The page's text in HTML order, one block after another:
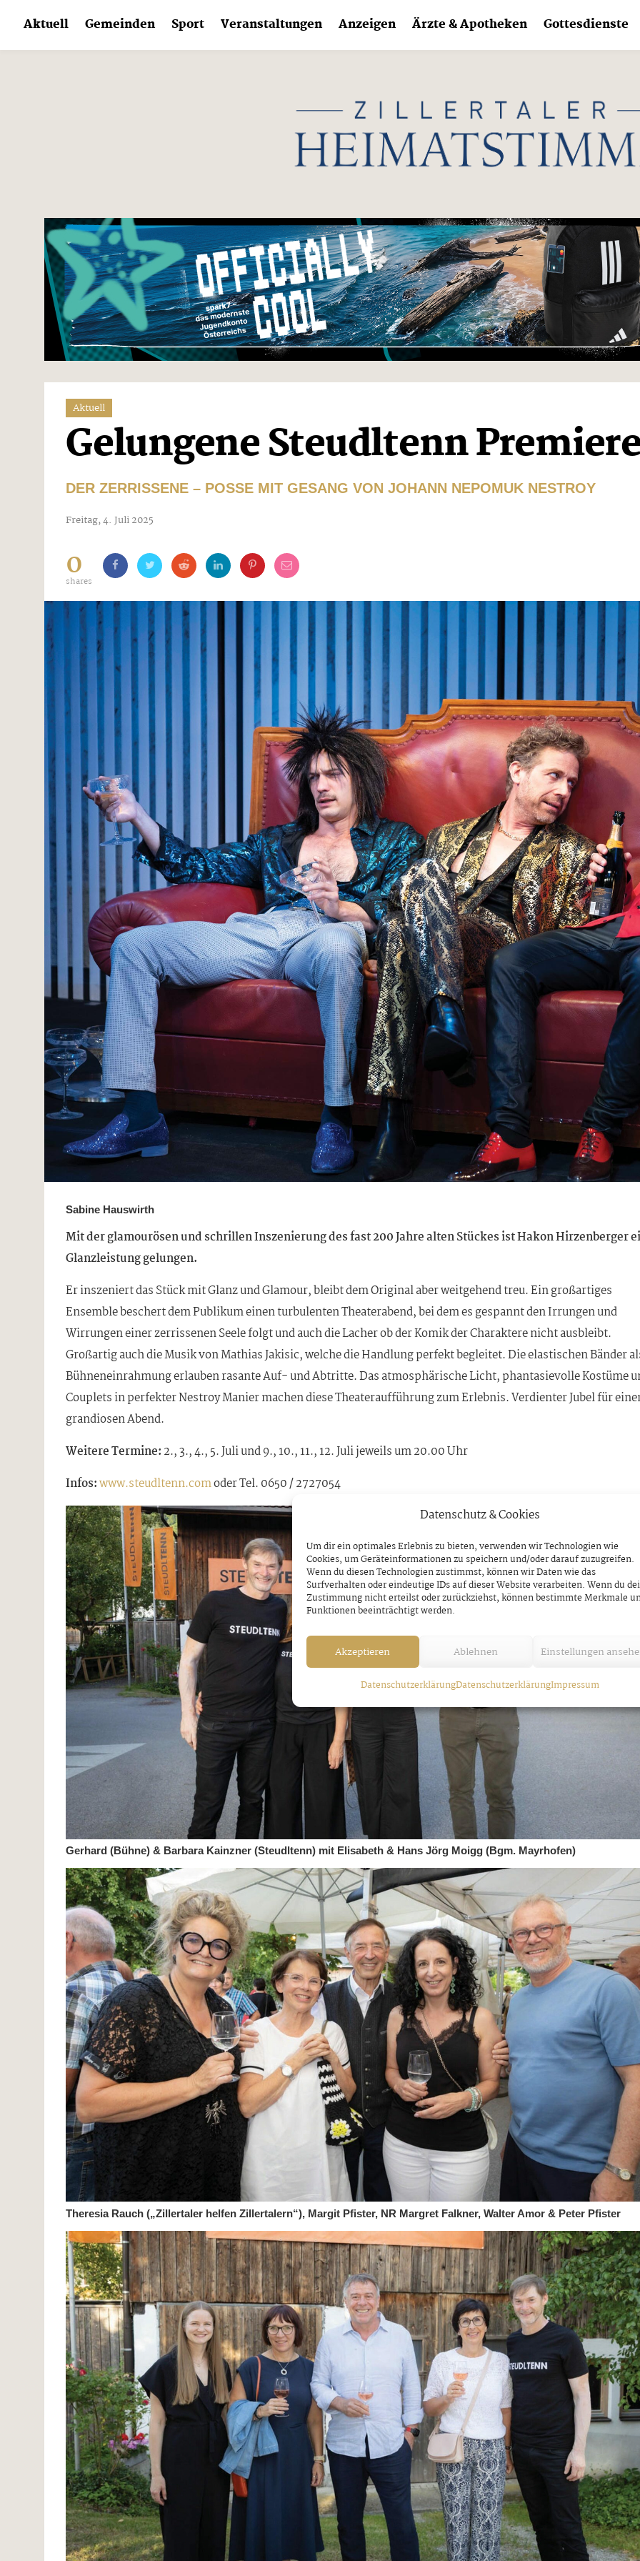
Datenschutz & Cookies
Um dir ein optimales Erlebnis zu bieten, verwenden wir Technologien wie
Cookies, um Geräteinformationen zu speichern und/oder darauf zuzugreifen.
Wenn du diesen Technologien zustimmst, können wir Daten wie das
Surfverhalten oder eindeutige IDs auf dieser Website verarbeiten. Wenn du
Zustimmung nicht erteilst oder zurückziehst, können bestimmte Merkmale
Funktionen beeinträchtigt werden.
Akzeptieren Ablehnen Einstellungen
DatenschutzerklärungDatenschutzerklärungImpressum
content
Aktuell Gemeinden Sport Veranstaltungen Anzeigen Ärzte & Apotheken Gottesdienste
Aktuell
Gelungene Steudltenn
DER ZERRISSENE – POSSE MIT GESANG VON JOHANN NEPOMUK NESTROY
Freitag, 4. Juli 2025
0
shares
Sabine Hauswirth
Mit der glamourösen und schrillen Inszenierung des fast 200 Jahre alten Stückes ist Hakon Hirzenberger
Glanzleistung gelungen.
Er inszeniert das Stück mit Glanz und Glamour, bleibt dem Original aber weitgehend treu. Ein großartiges
Ensemble beschert dem Publikum einen turbulenten Theaterabend, bei dem es gespannt den Irrungen und
Wirrungen einer zerrissenen Seele folgt und auch die Lacher ob der Komik der Charaktere nicht ausbleibt.
Großartig auch die Musik von Mathias Jakisic, welche die Handlung perfekt begleitet. Die elastischen Bänder
Bühneneinrahmung erlauben rasante Auf- und Abtritte. Das atmosphärische Licht, phantasievolle Kostüme
Couplets in perfekter Nestroy Manier machen diese Theateraufführung zum Erlebnis. Verdienter Jubel für
grandiosen Abend.
Weitere Termine: 2., 3., 4., 5. Juli und 9., 10., 11., 12. Juli jeweils um 20.00 Uhr
Infos:www.steudltenn.comoder Tel. 0650 / 2727054
Gerhard (Bühne) & Barbara Kainzner (Steudltenn) mit Elisabeth & Hans Jörg Moigg (Bgm. Mayrhofen)
Theresia Rauch („Zillertaler helfen Zillertalern“), Margit Pfister, NR Margret Falkner, Walter Amor & Peter Pfister